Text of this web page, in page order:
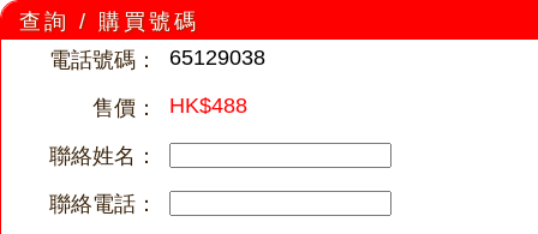
查詢 / 購買號碼
電話號碼：
65129038
售價： HK$488
聯絡姓名：
聯絡電話：